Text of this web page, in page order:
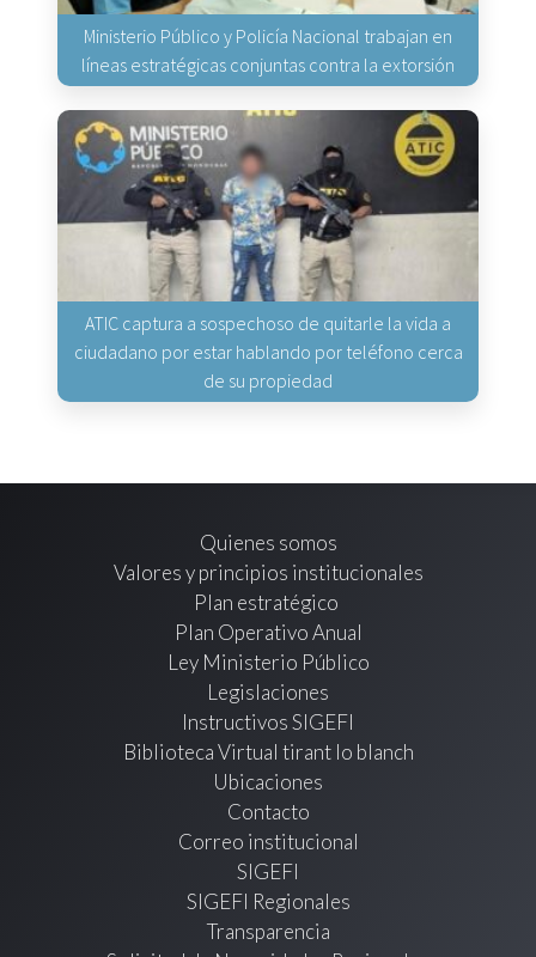
Ministerio Público y Policía Nacional trabajan en
líneas estratégicas conjuntas contra la extorsión
ATIC captura a sospechoso de quitarle la vida a
ciudadano por estar hablando por teléfono cerca
de su propiedad
Quienes somos
Valores y principios institucionales
Plan estratégico
Plan Operativo Anual
Ley Ministerio Público
Legislaciones
Instructivos SIGEFI
Biblioteca Virtual tirant lo blanch
Ubicaciones
Contacto
Correo institucional
SIGEFI
SIGEFI Regionales
Transparencia